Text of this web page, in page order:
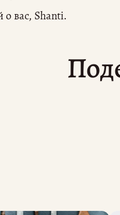
вас, Shanti.